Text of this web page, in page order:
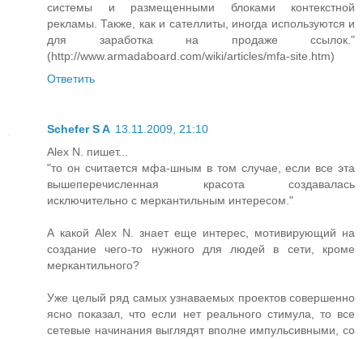
системы и размещенными блоками контекстной
рекламы. Также, как и сателлиты, иногда используются и
для заработка на продаже ссылок."
(http://www.armadaboard.com/wiki/articles/mfa-site.htm)
Ответить
Schefer S A 13.11.2009, 21:10
Alex N. пишет...
"то он считается мфа-шным в том случае, если все эта
вышеперечисленная красота создавалась
исключительно с меркантильным интересом."
А какой Alex N. знает еще интерес, мотивирующий на
создание чего-то нужного для людей в сети, кроме
меркантильного?
Уже целый ряд самых узнаваемых проектов совершенно
ясно показал, что если нет реального стимула, то все
сетевые начинания выглядят вполне импульсивными, со